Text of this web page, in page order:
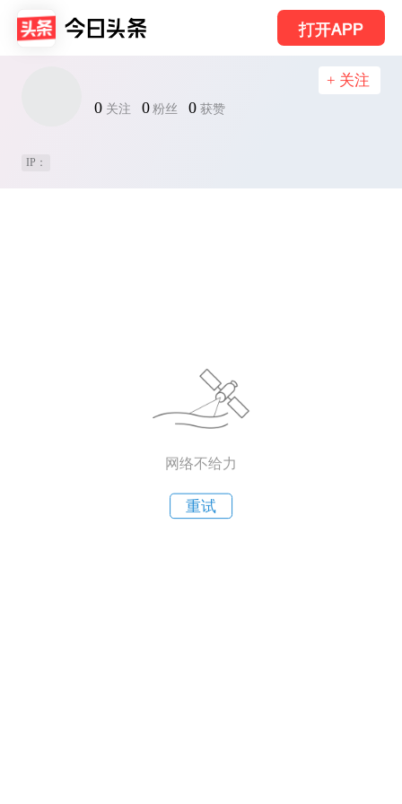
打开APP
0 关注 0 粉丝 0 获赞
+ 关注
IP：
网络不给力
重试